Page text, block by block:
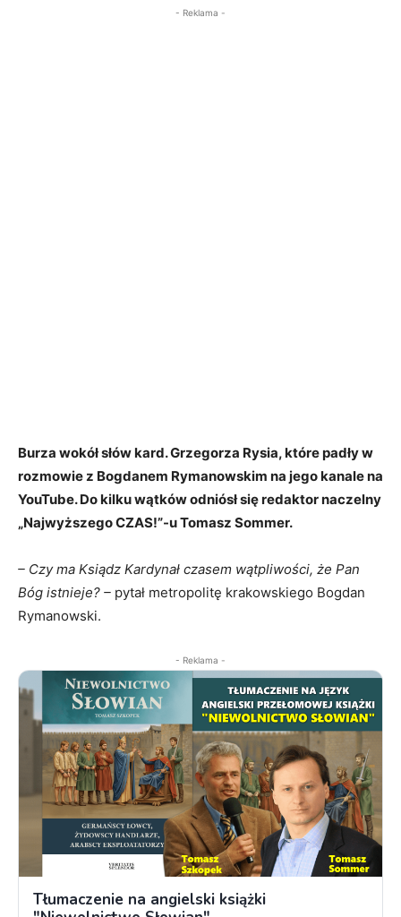
- Reklama -
Burza wokół słów kard. Grzegorza Rysia, które padły w
rozmowie z Bogdanem Rymanowskim na jego kanale na
YouTube. Do kilku wątków odniósł się redaktor naczelny
„Najwyższego CZAS!”-u Tomasz Sommer.
– Czy ma Ksiądz Kardynał czasem wątpliwości, że Pan
Bóg istnieje? – pytał metropolitę krakowskiego Bogdan
Rymanowski.
- Reklama -